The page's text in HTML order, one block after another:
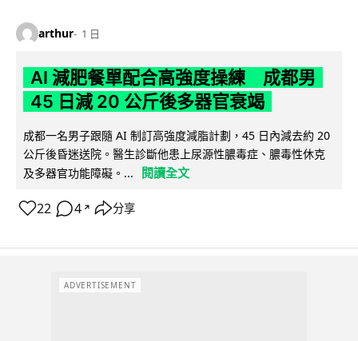
arthur 1 日
AI 減肥餐單配合高強度操練 成都男
45 日減 20 公斤後多器官衰竭
成都一名男子跟隨 AI 制訂高強度減脂計劃，45 日內減去約 20
公斤後昏迷送院。醫生診斷他患上尿源性膿毒症、膿毒性休克
及多器官功能障礙。...
閱讀全文
22 4 ↗ 分享
ADVERTISEMENT